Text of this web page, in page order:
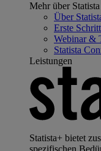
Mehr über Statista
Über
Erste
Webinar &
Statista
Leistungen
Statista+ bietet
spezifischen